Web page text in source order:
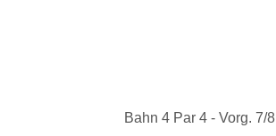
Bahn 4 Par 4 - Vorg. 7/8